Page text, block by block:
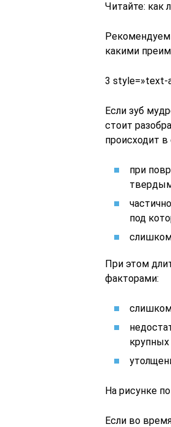
Читайте: как
Рекомендуем
какими
3 style=»text-
Если зуб
стоит
происходит
при
под
При этом
факторами:
слишком
На рисунке
Если во